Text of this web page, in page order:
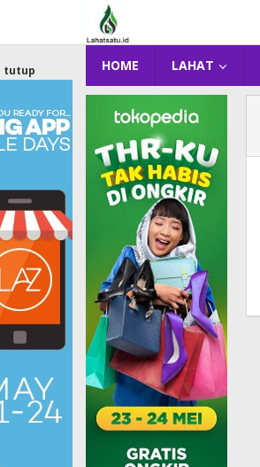
konten
HOME LAHAT
tutup